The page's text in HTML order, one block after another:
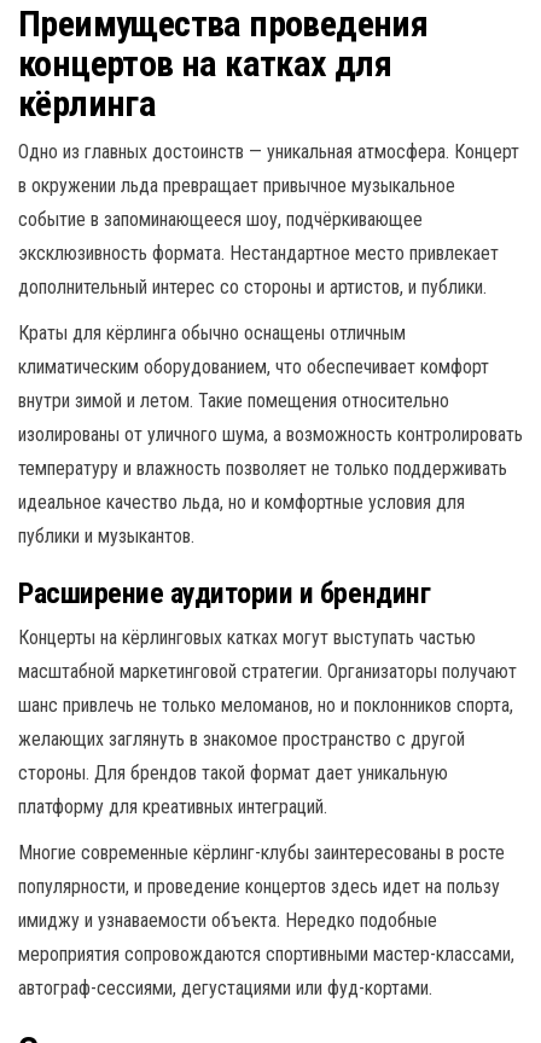
Преимущества проведения
концертов на катках для
кёрлинга
Одно из главных достоинств — уникальная атмосфера. Концерт
в окружении льда превращает привычное музыкальное
событие в запоминающееся шоу, подчёркивающее
эксклюзивность формата. Нестандартное место привлекает
дополнительный интерес со стороны и артистов, и публики.
Краты для кёрлинга обычно оснащены отличным
климатическим оборудованием, что обеспечивает комфорт
внутри зимой и летом. Такие помещения относительно
изолированы от уличного шума, а возможность контролировать
температуру и влажность позволяет не только поддерживать
идеальное качество льда, но и комфортные условия для
публики и музыкантов.
Расширение аудитории и брендинг
Концерты на кёрлинговых катках могут выступать частью
масштабной маркетинговой стратегии. Организаторы получают
шанс привлечь не только меломанов, но и поклонников спорта,
желающих заглянуть в знакомое пространство с другой
стороны. Для брендов такой формат дает уникальную
платформу для креативных интеграций.
Многие современные кёрлинг-клубы заинтересованы в росте
популярности, и проведение концертов здесь идет на пользу
имиджу и узнаваемости объекта. Нередко подобные
мероприятия сопровождаются спортивными мастер-классами,
автограф-сессиями, дегустациями или фуд-кортами.